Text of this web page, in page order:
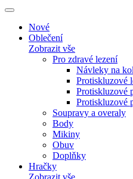
Nové
Oblečení
Zobrazit vše
Pro zdravé lezení
Návleky na
Protiskluzové
Protiskluzové
Protiskluzové
Soupravy a overaly
Body
Mikiny
Obuv
Doplňky
Hračky
Zobrazit vše